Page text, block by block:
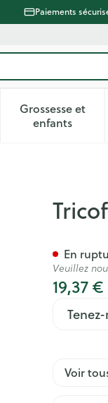
Paiements
Beauté,
menu pour la
Grossesse et
enfantsAfficher le
19,37 €
En
Veuillez
Voir